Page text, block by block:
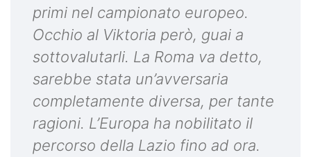
primi nel campionato europeo.
Occhio al Viktoria però, guai a
sottovalutarli. La Roma va detto,
sarebbe stata un’avversaria
completamente diversa, per tante
ragioni. L’Europa ha nobilitato il
percorso della Lazio fino ad ora.